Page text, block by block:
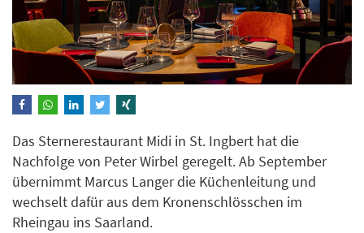
Das Sternerestaurant Midi in St. Ingbert hat die
Nachfolge von Peter Wirbel geregelt. Ab September
übernimmt Marcus Langer die Küchenleitung und
wechselt dafür aus dem Kronenschlösschen im
Rheingau ins Saarland.